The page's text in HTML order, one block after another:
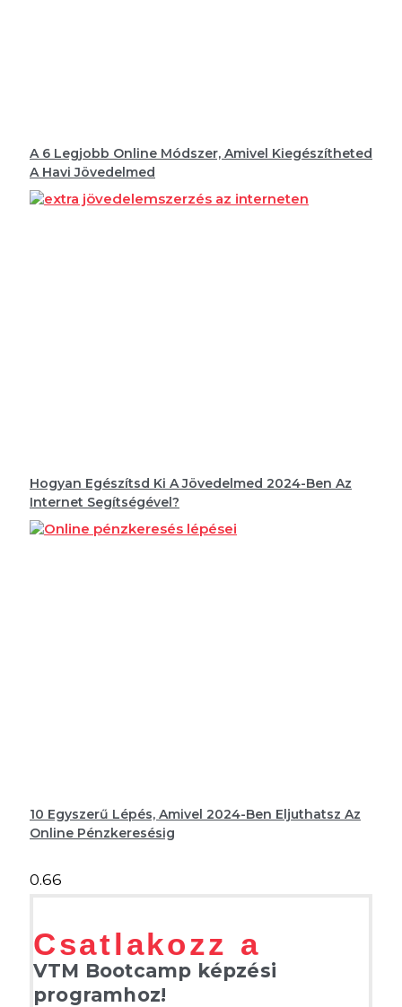
A 6 Legjobb Online Módszer, Amivel Kiegészítheted
A Havi Jövedelmed
Hogyan Egészítsd Ki A Jövedelmed 2024-Ben Az
Internet Segítségével?
10 Egyszerű Lépés, Amivel 2024-Ben Eljuthatsz Az
Online Pénzkeresésig
Csatlakozz a
VTM Bootcamp képzési
programhoz!